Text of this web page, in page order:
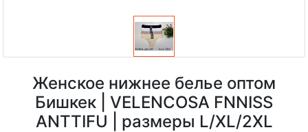
Женское нижнее белье оптом
Бишкек | VELENCOSA FNNISS
ANTTIFU | размеры L/XL/2XL